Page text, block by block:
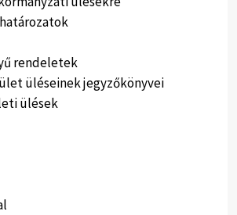
rendeletek
üléseinek jegyzőkönyvei
ülések